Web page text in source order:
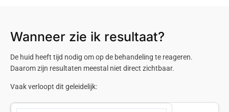
Wanneer zie ik resultaat?
De huid heeft tijd nodig om op de behandeling te reageren.
Daarom zijn resultaten meestal niet direct zichtbaar.
Vaak verloopt dit geleidelijk: